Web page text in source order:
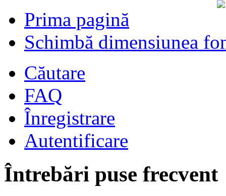
Prima pagină
Schimbă dimensiunea
Căutare
FAQ
Înregistrare
Autentificare
Întrebări puse frecvent